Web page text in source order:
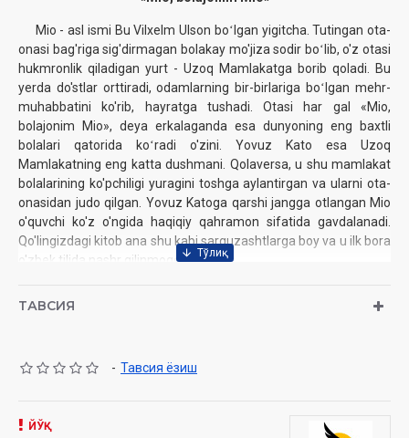
Mio - asl ismi Bu Vilxelm Ulson boʻlgan yigitcha. Tutingan ota-
onasi bag'riga sig'dirmagan bolakay mo'jiza sodir boʻlib, o'z otasi
hukmronlik qiladigan yurt - Uzoq Mamlakatga borib qoladi. Bu
yerda do'stlar orttiradi, odamlarning bir-birlariga boʻlgan mehr-
muhabbatini ko'rib, hayratga tushadi. Otasi har gal «Mio,
bolajonim Mio», deya erkalaganda esa dunyoning eng baxtli
bolalari qatorida koʻradi o'zini. Yovuz Kato esa Uzoq
Mamlakatning eng katta dushmani. Qolaversa, u shu mamlakat
bolalarining ko'pchiligi yuragini toshga aylantirgan va ularni ota-
onasidan judo qilgan. Yovuz Katoga qarshi jangga otlangan Mio
o'quvchi ko'z o'ngida haqiqiy qahramon sifatida gavdalanadi.
Qo'lingizdagi kitob ana shu kabi sarguzashtlarga boy va u ilk bora
o'zbek tilida nashr qilinmoqda.
Nashriyot:
ISBN: 978-9943-7390-1-7
ТАВСИЯ
- Тавсия ёзиш
ЙЎҚ